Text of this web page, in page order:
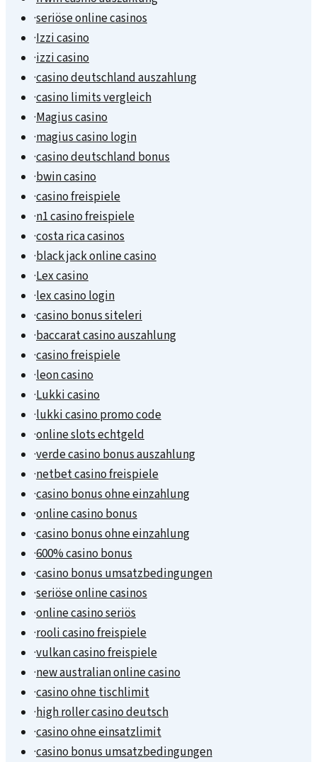
·seriöse online casinos
·Izzi casino
·izzi casino
·casino deutschland auszahlung
·casino limits vergleich
·Magius casino
·magius casino login
·casino deutschland bonus
·bwin casino
·casino freispiele
·n1 casino freispiele
·costa rica casinos
·black jack online casino
·Lex casino
·lex casino login
·casino bonus siteleri
·baccarat casino auszahlung
·casino freispiele
·leon casino
·Lukki casino
·lukki casino promo code
·online slots echtgeld
·verde casino bonus auszahlung
·netbet casino freispiele
·casino bonus ohne einzahlung
·online casino bonus
·casino bonus ohne einzahlung
·600% casino bonus
·casino bonus umsatzbedingungen
·seriöse online casinos
·online casino seriös
·rooli casino freispiele
·vulkan casino freispiele
·new australian online casino
·casino ohne tischlimit
·high roller casino deutsch
·casino ohne einsatzlimit
·casino bonus umsatzbedingungen